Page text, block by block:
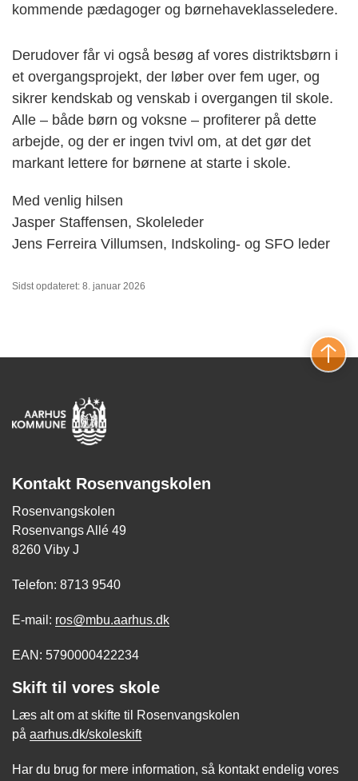
kommende pædagoger og børnehaveklasseledere.
Derudover får vi også besøg af vores distriktsbørn i
et overgangsprojekt, der løber over fem uger, og
sikrer kendskab og venskab i overgangen til skole.
Alle – både børn og voksne – profiterer på dette
arbejde, og der er ingen tvivl om, at det gør det
markant lettere for børnene at starte i skole.
Med venlig hilsen
Jasper Staffensen, Skoleleder
Jens Ferreira Villumsen, Indskoling- og SFO leder
Sidst opdateret: 8. januar 2026
Kontakt Rosenvangskolen
Rosenvangskolen
Rosenvangs Allé 49
8260 Viby J
Telefon: 8713 9540
E-mail: ros@mbu.aarhus.dk
EAN: 5790000422234
Skift til vores skole
Læs alt om at skifte til Rosenvangskolen
på aarhus.dk/skoleskift
Har du brug for mere information, så kontakt endelig vores